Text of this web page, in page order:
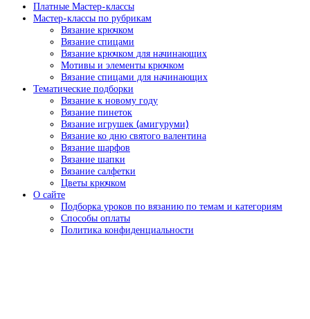
Платные Мастер-классы
Мастер-классы по рубрикам
Вязание крючком
Вязание спицами
Вязание крючком для начинающих
Мотивы и элементы крючком
Вязание спицами для начинающих
Тематические подборки
Вязание к новому году
Вязание пинеток
Вязание игрушек (амигуруми)
Вязание ко дню святого валентина
Вязание шарфов
Вязание шапки
Вязание салфетки
Цветы крючком
О сайте
Подборка уроков по вязанию по темам и категориям
Способы оплаты
Политика конфиденциальности